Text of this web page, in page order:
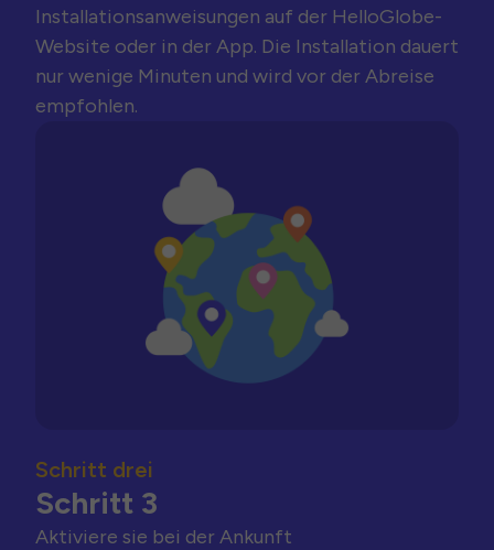
Installationsanweisungen auf der HelloGlobe-
Website oder in der App. Die Installation dauert
nur wenige Minuten und wird vor der Abreise
empfohlen.
Schritt drei
Schritt 3
Aktiviere sie bei der Ankunft